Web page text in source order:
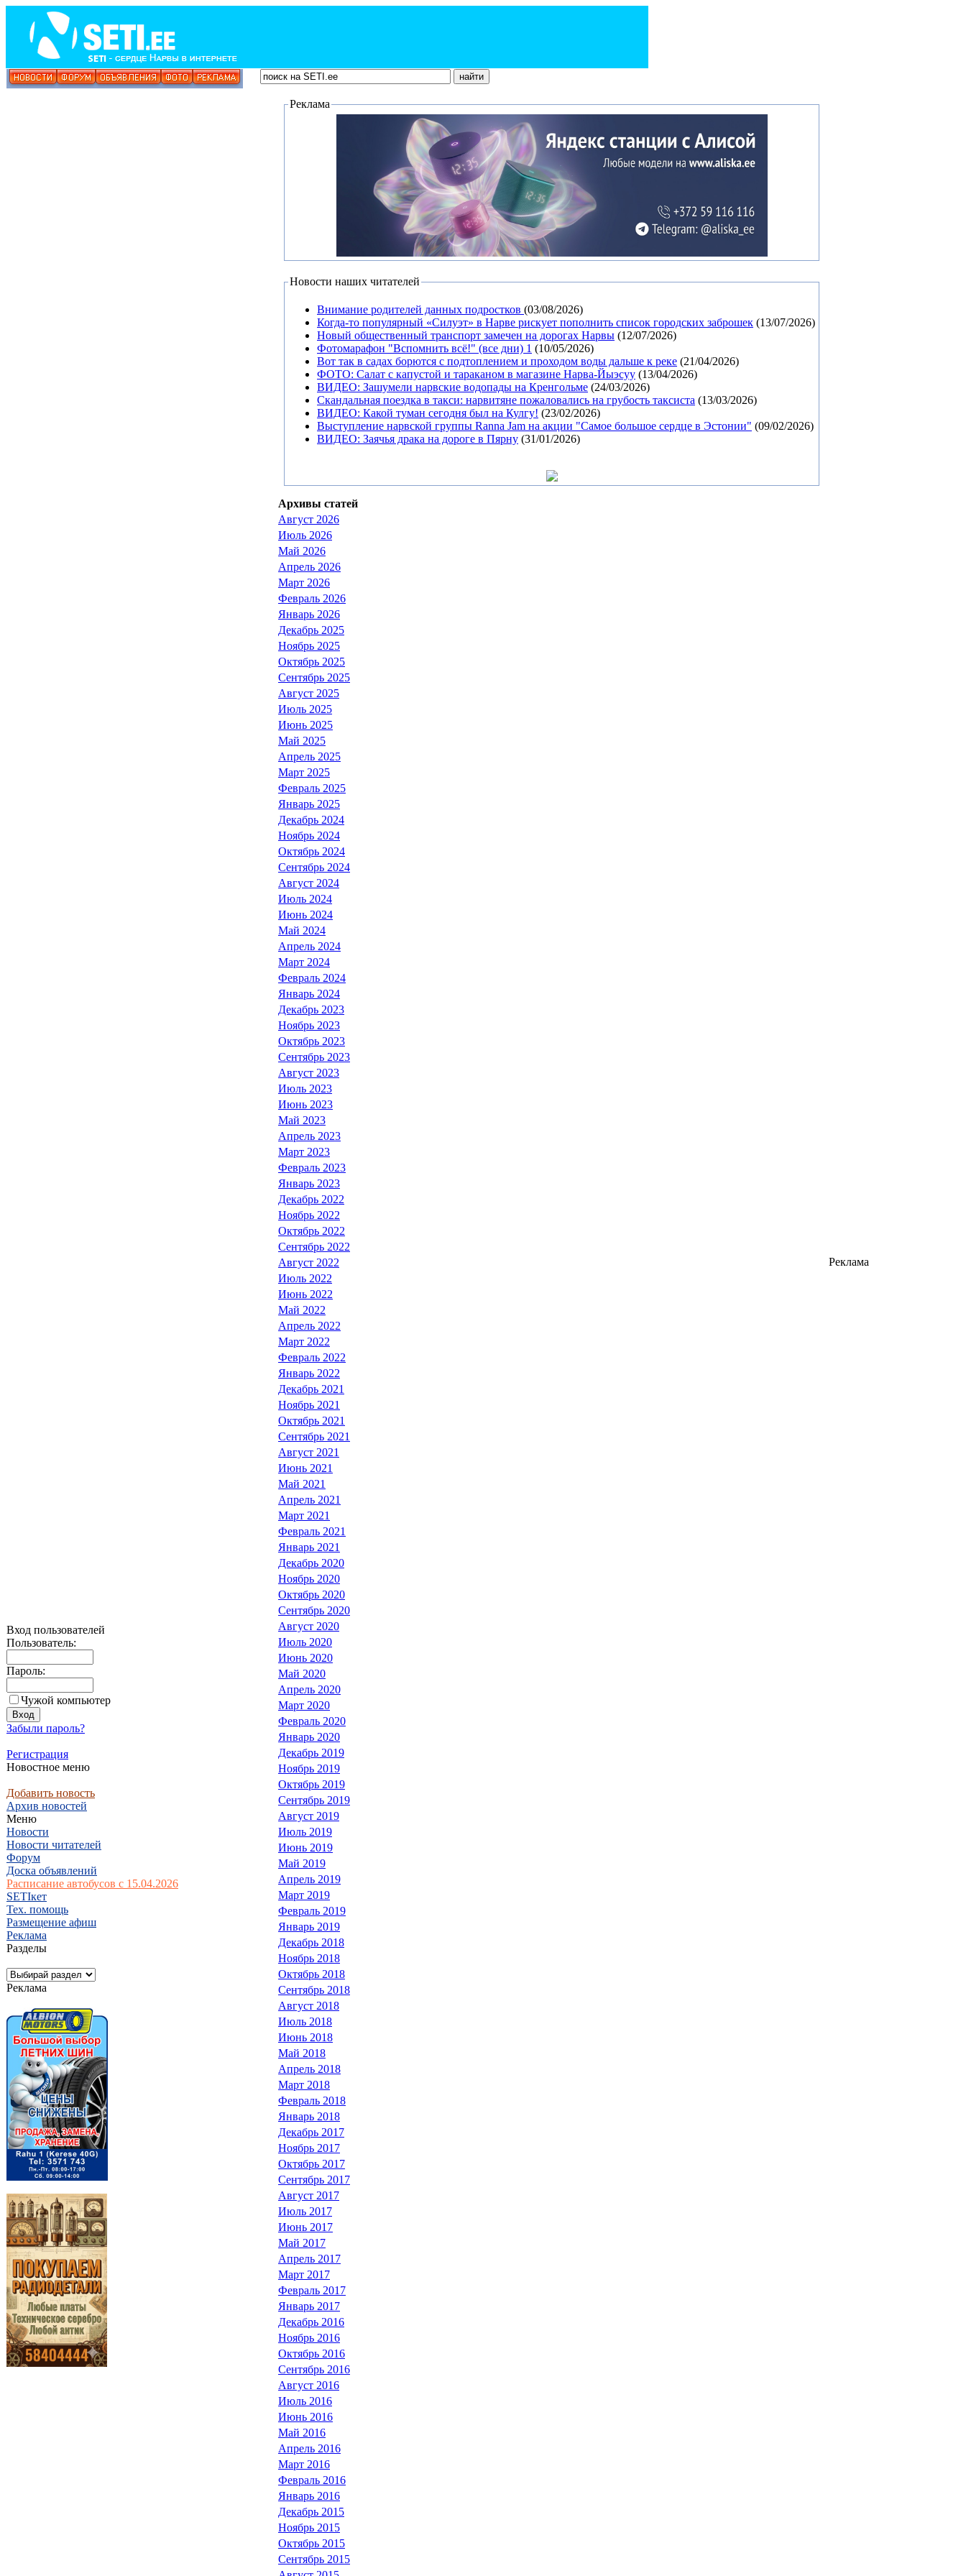
Вход пользователей
Пользователь:
Пароль:
Чужой компьютер
Забыли пароль?
Регистрация
Новостное меню
Добавить новость
Архив новостей
Меню
Новости
Новости читателей
Форум
Доска объявлений
Расписание автобусов с 15.04.2026
SETIкет
Тех. помощь
Размещение афиш
Реклама
Разделы
Реклама
Реклама
Новости наших читателей
Внимание родителей данных подростков (03/08/2026)
Когда-то популярный «Силуэт» в Нарве рискует пополнить список городских заброшек (13/07/2026)
Новый общественный транспорт замечен на дорогах Нарвы (12/07/2026)
Фотомарафон "Вспомнить всё!" (все дни) 1 (10/05/2026)
Вот так в садах борются с подтоплением и проходом воды дальше к реке (21/04/2026)
ФОТО: Салат с капустой и тараканом в магазине Нарва-Йыэсуу (13/04/2026)
ВИДЕО: Зашумели нарвские водопады на Кренгольме (24/03/2026)
Скандальная поездка в такси: нарвитяне пожаловались на грубость таксиста (13/03/2026)
ВИДЕО: Какой туман сегодня был на Кулгу! (23/02/2026)
Выступление нарвской группы Ranna Jam на акции "Самое большое сердце в Эстонии" (09/02/2026)
ВИДЕО: Заячья драка на дороге в Пярну (31/01/2026)
Архивы статей
Август 2026
Июль 2026
Май 2026
Апрель 2026
Март 2026
Февраль 2026
Январь 2026
Декабрь 2025
Ноябрь 2025
Октябрь 2025
Сентябрь 2025
Август 2025
Июль 2025
Июнь 2025
Май 2025
Апрель 2025
Март 2025
Февраль 2025
Январь 2025
Декабрь 2024
Ноябрь 2024
Октябрь 2024
Сентябрь 2024
Август 2024
Июль 2024
Июнь 2024
Май 2024
Апрель 2024
Март 2024
Февраль 2024
Январь 2024
Декабрь 2023
Ноябрь 2023
Октябрь 2023
Сентябрь 2023
Август 2023
Июль 2023
Июнь 2023
Май 2023
Апрель 2023
Март 2023
Февраль 2023
Январь 2023
Декабрь 2022
Ноябрь 2022
Октябрь 2022
Сентябрь 2022
Август 2022
Июль 2022
Июнь 2022
Май 2022
Апрель 2022
Март 2022
Февраль 2022
Январь 2022
Декабрь 2021
Ноябрь 2021
Октябрь 2021
Сентябрь 2021
Август 2021
Июнь 2021
Май 2021
Апрель 2021
Март 2021
Февраль 2021
Январь 2021
Декабрь 2020
Ноябрь 2020
Октябрь 2020
Сентябрь 2020
Август 2020
Июль 2020
Июнь 2020
Май 2020
Апрель 2020
Март 2020
Февраль 2020
Январь 2020
Декабрь 2019
Ноябрь 2019
Октябрь 2019
Сентябрь 2019
Август 2019
Июль 2019
Июнь 2019
Май 2019
Апрель 2019
Март 2019
Февраль 2019
Январь 2019
Декабрь 2018
Ноябрь 2018
Октябрь 2018
Сентябрь 2018
Август 2018
Июль 2018
Июнь 2018
Май 2018
Апрель 2018
Март 2018
Февраль 2018
Январь 2018
Декабрь 2017
Ноябрь 2017
Октябрь 2017
Сентябрь 2017
Август 2017
Июль 2017
Июнь 2017
Май 2017
Апрель 2017
Март 2017
Февраль 2017
Январь 2017
Декабрь 2016
Ноябрь 2016
Октябрь 2016
Сентябрь 2016
Август 2016
Июль 2016
Июнь 2016
Май 2016
Апрель 2016
Март 2016
Февраль 2016
Январь 2016
Декабрь 2015
Ноябрь 2015
Октябрь 2015
Сентябрь 2015
Реклама